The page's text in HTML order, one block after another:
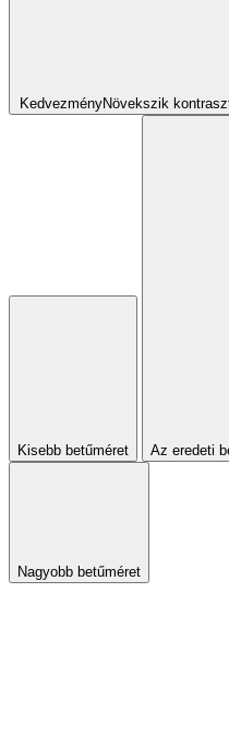
KedvezményNövekszik
Kisebb betűméret Az eredeti
Nagyobb betűméret